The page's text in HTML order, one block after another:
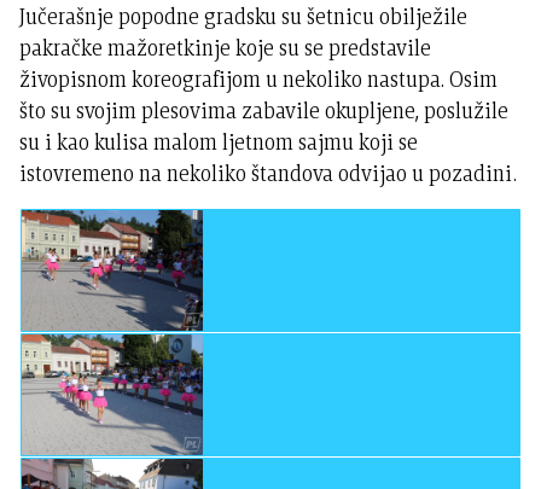
Jučerašnje popodne gradsku su šetnicu obilježile
pakračke mažoretkinje koje su se predstavile
živopisnom koreografijom u nekoliko nastupa. Osim
što su svojim plesovima zabavile okupljene, poslužile
su i kao kulisa malom ljetnom sajmu koji se
istovremeno na nekoliko štandova odvijao u pozadini.